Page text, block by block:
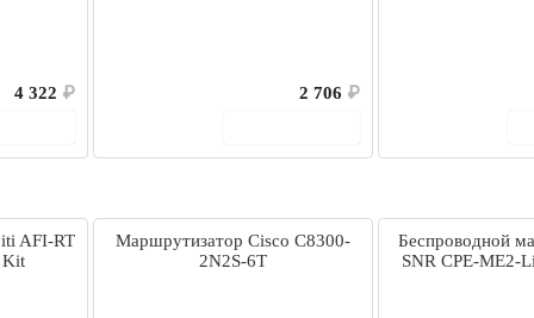
4 322 ₽
2 706 ₽
AFI-RT
Kit
Маршрутизатор Cisco C8300-
2N2S-6T
Беспроводной
SNR CPE-ME2-